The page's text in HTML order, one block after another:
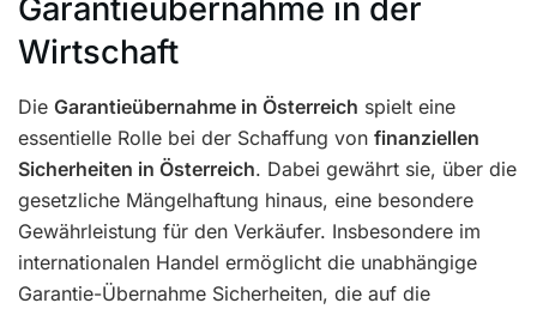
Garantieübernahme in der
Wirtschaft
Die Garantieübernahme in Österreich spielt eine
essentielle Rolle bei der Schaffung von finanziellen
Sicherheiten in Österreich. Dabei gewährt sie, über die
gesetzliche Mängelhaftung hinaus, eine besondere
Gewährleistung für den Verkäufer. Insbesondere im
internationalen Handel ermöglicht die unabhängige
Garantie-Übernahme Sicherheiten, die auf die